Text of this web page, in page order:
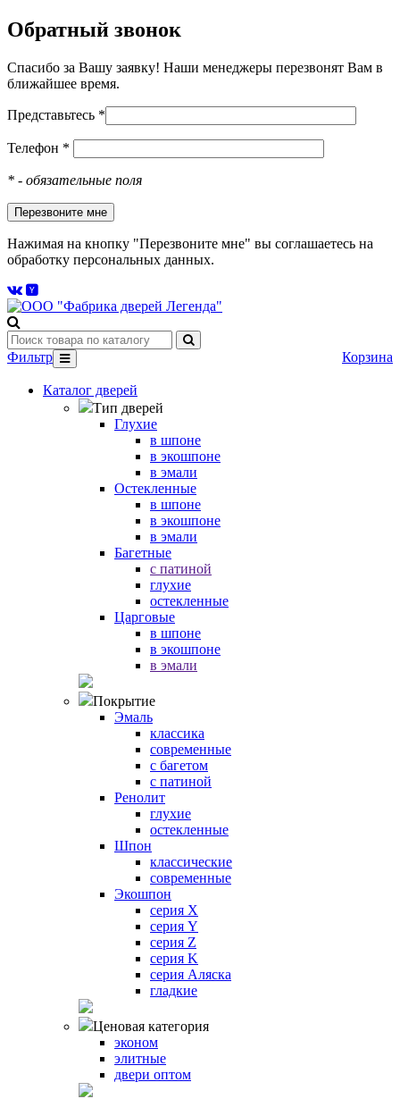
Обратный звонок
Спасибо за Вашу заявку! Наши менеджеры перезвонят Вам в
ближайшее время.
Представьтесь *
Телефон *
* - обязательные поля
Нажимая на кнопку "Перезвоните мне" вы соглашаетесь на
обработку персональных данных.
Фильтр Корзина
Каталог дверей
Тип дверей
Глухие
в шпоне
в экошпоне
в эмали
Остекленные
в шпоне
в экошпоне
в эмали
Багетные
с патиной
глухие
остекленные
Царговые
в шпоне
в экошпоне
в эмали
Покрытие
Эмаль
классика
современные
с багетом
с патиной
Ренолит
глухие
остекленные
Шпон
классические
современные
Экошпон
серия X
серия Y
серия Z
серия K
серия Аляска
гладкие
Ценовая категория
эконом
элитные
двери оптом